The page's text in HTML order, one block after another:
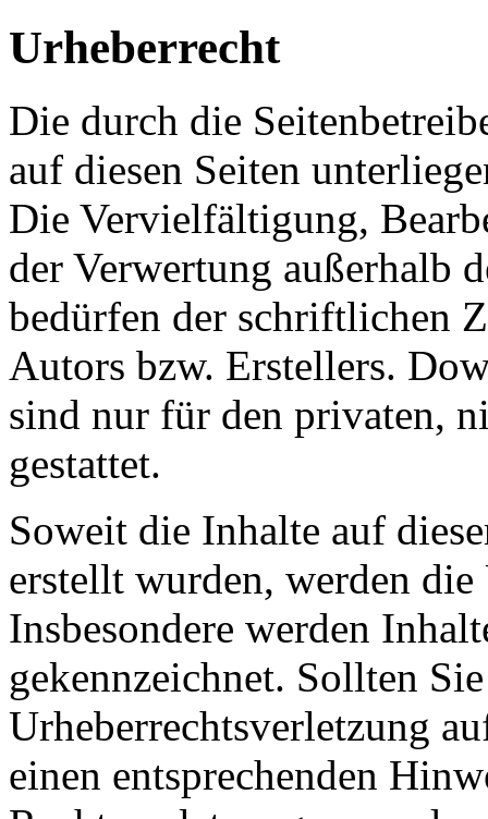
Urheberrecht
Die durch die
auf diesen Seiten
Die Vervielfältigung,
der Verwertung außerhalb
bedürfen der schriftlichen
Autors bzw. Erstellers.
sind nur für den privaten,
gestattet.
Soweit die Inhalte auf
erstellt wurden, werden
Insbesondere werden
gekennzeichnet. Sollten
Urheberrechtsverletzung
einen entsprechenden